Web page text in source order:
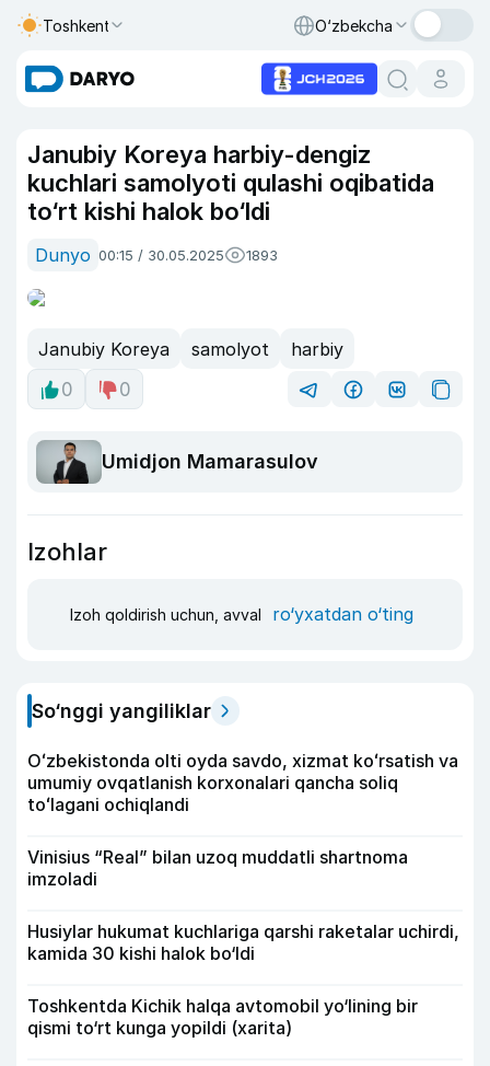
Toshkent O‘zbekcha
Janubiy Koreya harbiy-dengiz
kuchlari samolyoti qulashi oqibatida
to‘rt kishi halok bo‘ldi
Dunyo 00:15 / 30.05.2025 1893
Janubiy Koreya samolyot
harbiy
0
0
Umidjon Mamarasulov
Izohlar
Izoh qoldirish uchun, avval ro‘yxatdan o‘ting
So‘nggi yangiliklar
Oʻzbekistonda olti oyda savdo, xizmat koʻrsatish va
umumiy ovqatlanish korxonalari qancha soliq
toʻlagani ochiqlandi
Vinisius “Real” bilan uzoq muddatli shartnoma
imzoladi
Husiylar hukumat kuchlariga qarshi raketalar uchirdi,
kamida 30 kishi halok bo‘ldi
Toshkentda Kichik halqa avtomobil yo‘lining bir
qismi to‘rt kunga yopildi (xarita)